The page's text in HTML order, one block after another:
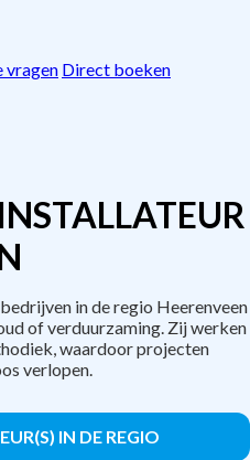
vragen Direct boeken
in de regio Heerenveen
of verduurzaming. Zij werken
waardoor projecten
verlopen.
IN DE REGIO